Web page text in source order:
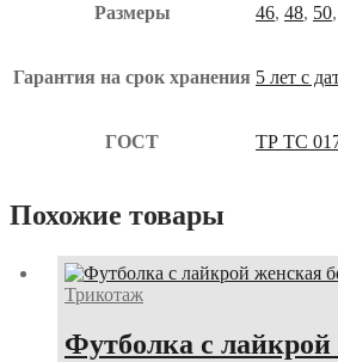
Размеры 46, 48, 50,
Гарантия на срок хранения 5 лет с
ГОСТ ТР ТС
Похожие товары
Трикотаж
Футболка с лайкрой